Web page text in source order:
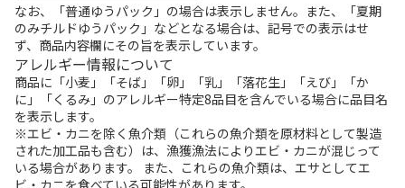
なお、「普通ゆうパック」の場合は表示しません。また、「夏期
のみチルドゆうパック」などとなる場合は、記号での表示はせ
ず、商品内容欄にその旨を表示しています。
アレルギー情報について
商品に「小麦」「そば」「卵」「乳」「落花生」「えび」「か
に」「くるみ」のアレルギー特定8品目を含んでいる場合に品目名
を表示します。
※エビ・カニを除く魚介類（これらの魚介類を原材料として製造
された加工品も含む）は、漁獲漁法によりエビ・カニが混じって
いる場合があります。 また、これらの魚介類は、エサとしてエ
ビ・カニを食べている可能性があります。